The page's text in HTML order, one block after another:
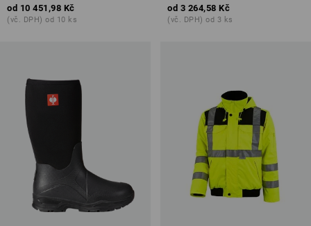
od 10 451,98 Kč
(vč. DPH) od 10 ks
od 3 264,58 Kč
(vč. DPH) od 3 ks